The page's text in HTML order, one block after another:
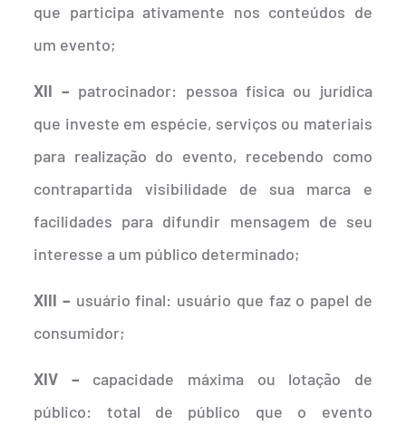
que participa ativamente nos conteúdos de
um evento;
XII – patrocinador: pessoa física ou jurídica
que investe em espécie, serviços ou materiais
para realização do evento, recebendo como
contrapartida visibilidade de sua marca e
facilidades para difundir mensagem de seu
interesse a um público determinado;
XIII – usuário final: usuário que faz o papel de
consumidor;
XIV – capacidade máxima ou lotação de
público: total de público que o evento